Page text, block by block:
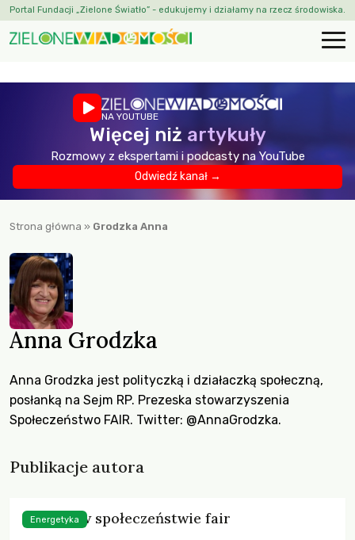
Portal Fundacji „Zielone Światło” - edukujemy i działamy na rzecz środowiska.
NA YOUTUBE
Więcej niż artykuły
Rozmowy z ekspertami i podcasty na YouTube
Odwiedź kanał →
Strona główna » Grodzka Anna
Anna Grodzka
Anna Grodzka jest polityczką i działaczką społeczną,
posłanką na Sejm RP. Prezeska stowarzyszenia
Społeczeństwo FAIR. Twitter: @AnnaGrodzka.
Publikacje autora
Energia w społeczeństwie fair
Energetyka